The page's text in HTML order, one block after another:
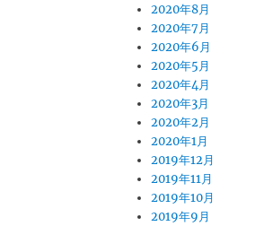
2020年8月
2020年7月
2020年6月
2020年5月
2020年4月
2020年3月
2020年2月
2020年1月
2019年12月
2019年11月
2019年10月
2019年9月